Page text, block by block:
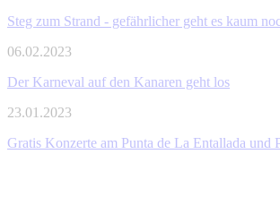
Steg zum Strand - gefährlicher geht es kaum
06.02.2023
Der Karneval auf den Kanaren geht los
23.01.2023
Gratis Konzerte am Punta de La Entallada und